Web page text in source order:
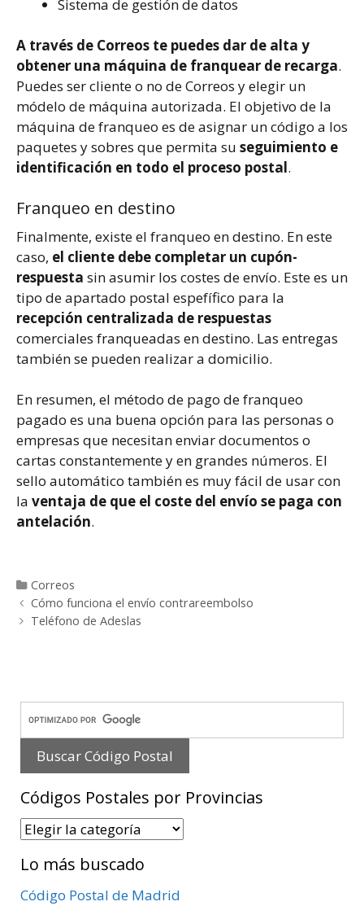
Sistema de gestión de datos
A través de Correos te puedes dar de alta y
obtener una máquina de franquear de recarga.
Puedes ser cliente o no de Correos y elegir un
módelo de máquina autorizada. El objetivo de la
máquina de franqueo es de asignar un código a los
paquetes y sobres que permita su seguimiento e
identificación en todo el proceso postal.
Franqueo en destino
Finalmente, existe el franqueo en destino. En este
caso, el cliente debe completar un cupón-
respuesta sin asumir los costes de envío. Este es un
tipo de apartado postal espefífico para la
recepción centralizada de respuestas
comerciales franqueadas en destino. Las entregas
también se pueden realizar a domicilio.
En resumen, el método de pago de franqueo
pagado es una buena opción para las personas o
empresas que necesitan enviar documentos o
cartas constantemente y en grandes números. El
sello automático también es muy fácil de usar con
la ventaja de que el coste del envío se paga con
antelación.
Categorías
Correos
Post
navigation
Cómo funciona el envío contrareembolso
Teléfono de Adeslas
Códigos Postales por Provincias
Códigos
por
Provincias
Lo más buscado
Código Postal de Madrid